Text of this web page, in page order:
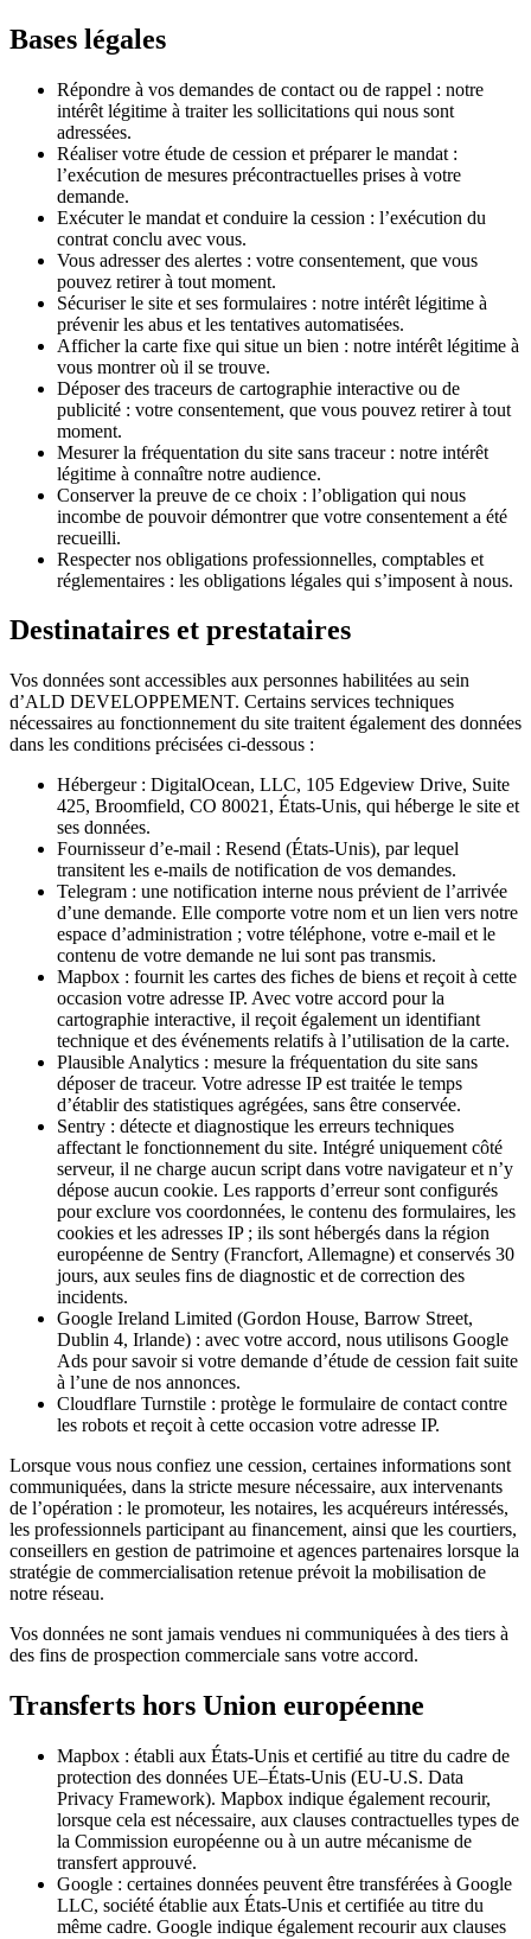
Bases légales
Répondre à vos demandes de contact ou de rappel : notre
intérêt légitime à traiter les sollicitations qui nous sont
adressées.
Réaliser votre étude de cession et préparer le mandat :
l’exécution de mesures précontractuelles prises à votre
demande.
Exécuter le mandat et conduire la cession : l’exécution du
contrat conclu avec vous.
Vous adresser des alertes : votre consentement, que vous
pouvez retirer à tout moment.
Sécuriser le site et ses formulaires : notre intérêt légitime à
prévenir les abus et les tentatives automatisées.
Afficher la carte fixe qui situe un bien : notre intérêt légitime à
vous montrer où il se trouve.
Déposer des traceurs de cartographie interactive ou de
publicité : votre consentement, que vous pouvez retirer à tout
moment.
Mesurer la fréquentation du site sans traceur : notre intérêt
légitime à connaître notre audience.
Conserver la preuve de ce choix : l’obligation qui nous
incombe de pouvoir démontrer que votre consentement a été
recueilli.
Respecter nos obligations professionnelles, comptables et
réglementaires : les obligations légales qui s’imposent à nous.
Destinataires et prestataires
Vos données sont accessibles aux personnes habilitées au sein
d’ALD DEVELOPPEMENT. Certains services techniques
nécessaires au fonctionnement du site traitent également des données
dans les conditions précisées ci-dessous :
Hébergeur : DigitalOcean, LLC, 105 Edgeview Drive, Suite
425, Broomfield, CO 80021, États-Unis, qui héberge le site et
ses données.
Fournisseur d’e-mail : Resend (États-Unis), par lequel
transitent les e-mails de notification de vos demandes.
Telegram : une notification interne nous prévient de l’arrivée
d’une demande. Elle comporte votre nom et un lien vers notre
espace d’administration ; votre téléphone, votre e-mail et le
contenu de votre demande ne lui sont pas transmis.
Mapbox : fournit les cartes des fiches de biens et reçoit à cette
occasion votre adresse IP. Avec votre accord pour la
cartographie interactive, il reçoit également un identifiant
technique et des événements relatifs à l’utilisation de la carte.
Plausible Analytics : mesure la fréquentation du site sans
déposer de traceur. Votre adresse IP est traitée le temps
d’établir des statistiques agrégées, sans être conservée.
Sentry : détecte et diagnostique les erreurs techniques
affectant le fonctionnement du site. Intégré uniquement côté
serveur, il ne charge aucun script dans votre navigateur et n’y
dépose aucun cookie. Les rapports d’erreur sont configurés
pour exclure vos coordonnées, le contenu des formulaires, les
cookies et les adresses IP ; ils sont hébergés dans la région
européenne de Sentry (Francfort, Allemagne) et conservés 30
jours, aux seules fins de diagnostic et de correction des
incidents.
Google Ireland Limited (Gordon House, Barrow Street,
Dublin 4, Irlande) : avec votre accord, nous utilisons Google
Ads pour savoir si votre demande d’étude de cession fait suite
à l’une de nos annonces.
Cloudflare Turnstile : protège le formulaire de contact contre
les robots et reçoit à cette occasion votre adresse IP.
Lorsque vous nous confiez une cession, certaines informations sont
communiquées, dans la stricte mesure nécessaire, aux intervenants
de l’opération : le promoteur, les notaires, les acquéreurs intéressés,
les professionnels participant au financement, ainsi que les courtiers,
conseillers en gestion de patrimoine et agences partenaires lorsque la
stratégie de commercialisation retenue prévoit la mobilisation de
notre réseau.
Vos données ne sont jamais vendues ni communiquées à des tiers à
des fins de prospection commerciale sans votre accord.
Transferts hors Union européenne
Mapbox : établi aux États-Unis et certifié au titre du cadre de
protection des données UE–États-Unis (EU-U.S. Data
Privacy Framework). Mapbox indique également recourir,
lorsque cela est nécessaire, aux clauses contractuelles types de
la Commission européenne ou à un autre mécanisme de
transfert approuvé.
Google : certaines données peuvent être transférées à Google
LLC, société établie aux États-Unis et certifiée au titre du
même cadre. Google indique également recourir aux clauses